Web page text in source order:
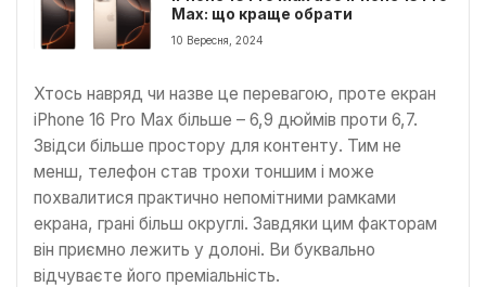
Max: що краще обрати
10 Вересня, 2024
Хтось навряд чи назве це перевагою, проте екран
iPhone 16 Pro Max більше – 6,9 дюймів проти 6,7.
Звідси більше простору для контенту. Тим не
менш, телефон став трохи тоншим і може
похвалитися практично непомітними рамками
екрана, грані більш округлі. Завдяки цим факторам
він приємно лежить у долоні. Ви буквально
відчуваєте його преміальність.